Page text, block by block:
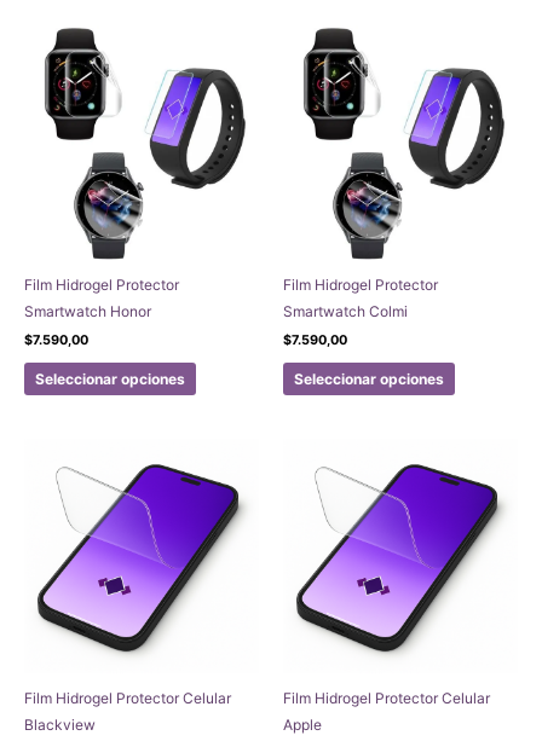
Film Hidrogel Protector
Smartwatch Honor
$7.590,00
Seleccionar opciones
Este
producto
variantes.
opciones
se
pueden
Film Hidrogel Protector
Smartwatch Colmi
$7.590,00
Seleccionar opciones
Este
producto
variantes.
opciones
se
pueden
Film Hidrogel Protector Celular
Blackview
Film Hidrogel Protector Celular
Apple